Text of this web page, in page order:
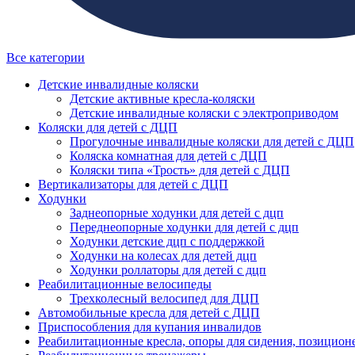
Все категории
Детские инвалидные коляски
Детские активные кресла-коляски
Детские инвалидные коляски с электроприводом
Коляски для детей с ДЦП
Прогулочные инвалидные коляски для детей с ДЦП
Коляска комнатная для детей с ДЦП
Коляски типа «Трость» для детей с ДЦП
Вертикализаторы для детей с ДЦП
Ходунки
Заднеопорные ходунки для детей с дцп
Переднеопорные ходунки для детей с дцп
Ходунки детские дцп с поддержкой
Ходунки на колесах для детей дцп
Ходунки роллаторы для детей с дцп
Реабилитационные велосипеды
Трехколесный велосипед для ДЦП
Автомобильные кресла для детей с ДЦП
Приспособления для купания инвалидов
Реабилитационные кресла, опоры для сидения,